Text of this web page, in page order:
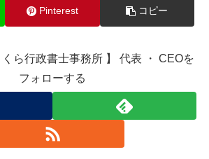
Pinterest コピー
ら行政書士事務所 】 代表 ・ CEOを
フォローする